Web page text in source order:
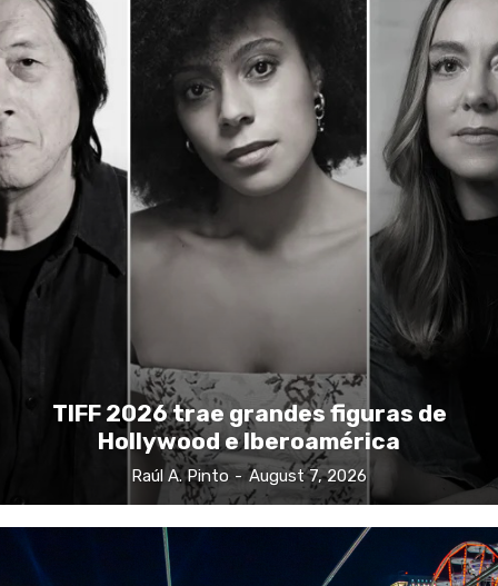
TIFF 2026 trae grandes figuras de
Hollywood e Iberoamérica
Raúl A. Pinto - August 7, 2026